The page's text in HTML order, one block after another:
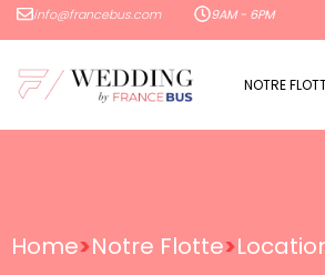
info@francebus.com 9AM - 6PM
NOTRE
Home>Notre Flotte>